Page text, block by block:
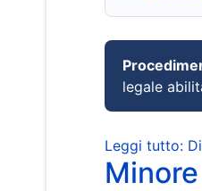
legale
Leggi tutto: